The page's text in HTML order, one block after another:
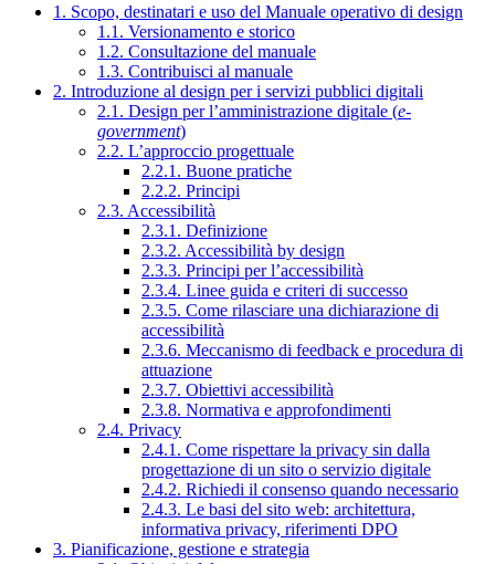
1. Scopo, destinatari e uso del Manuale operativo di design
1.1. Versionamento e storico
1.2. Consultazione del manuale
1.3. Contribuisci al manuale
2. Introduzione al design per i servizi pubblici digitali
2.1. Design per l’amministrazione digitale (e-
government)
2.2. L’approccio progettuale
2.2.1. Buone pratiche
2.2.2. Principi
2.3. Accessibilità
2.3.1. Definizione
2.3.2. Accessibilità by design
2.3.3. Principi per l’accessibilità
2.3.4. Linee guida e criteri di successo
2.3.5. Come rilasciare una dichiarazione di
accessibilità
2.3.6. Meccanismo di feedback e procedura di
attuazione
2.3.7. Obiettivi accessibilità
2.3.8. Normativa e approfondimenti
2.4. Privacy
2.4.1. Come rispettare la privacy sin dalla
progettazione di un sito o servizio digitale
2.4.2. Richiedi il consenso quando necessario
2.4.3. Le basi del sito web: architettura,
informativa privacy, riferimenti DPO
3. Pianificazione, gestione e strategia